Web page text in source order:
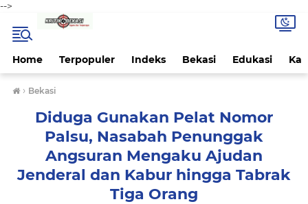
-->
Home Terpopuler Indeks Bekasi Edukasi
› Bekasi
Diduga Gunakan Pelat Nomor
Palsu, Nasabah Penunggak
Angsuran Mengaku Ajudan
Jenderal dan Kabur hingga Tabrak
Tiga Orang